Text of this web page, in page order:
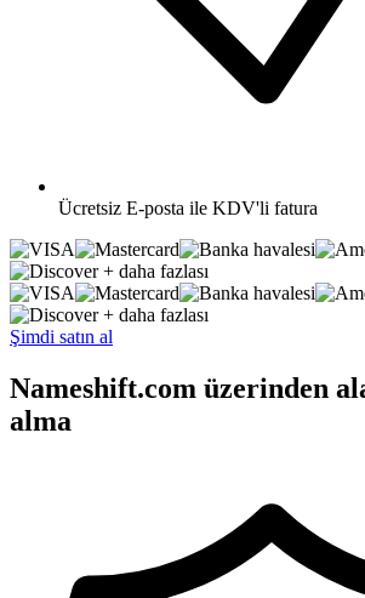
Ücretsiz E-posta ile KDV'li fatura
+ daha fazlası
+ daha fazlası
Şimdi satın al
Nameshift.com üzerinden
alma